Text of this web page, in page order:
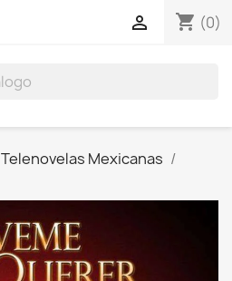
shopping_cart (0)

Telenovelas Mexicanas